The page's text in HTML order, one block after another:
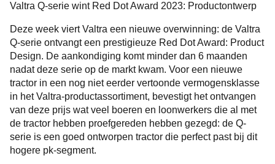
Valtra Q-serie wint Red Dot Award 2023: Productontwerp
Deze week viert Valtra een nieuwe overwinning: de Valtra
Q-serie ontvangt een prestigieuze Red Dot Award: Product
Design. De aankondiging komt minder dan 6 maanden
nadat deze serie op de markt kwam. Voor een nieuwe
tractor in een nog niet eerder vertoonde vermogensklasse
in het Valtra-productassortiment, bevestigt het ontvangen
van deze prijs wat veel boeren en loonwerkers die al met
de tractor hebben proefgereden hebben gezegd: de Q-
serie is een goed ontworpen tractor die perfect past bij dit
hogere pk-segment.